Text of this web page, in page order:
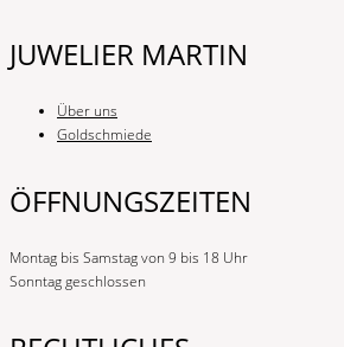
JUWELIER MARTIN
Über uns
Goldschmiede
ÖFFNUNGSZEITEN
Montag bis Samstag von 9 bis 18 Uhr
Sonntag geschlossen